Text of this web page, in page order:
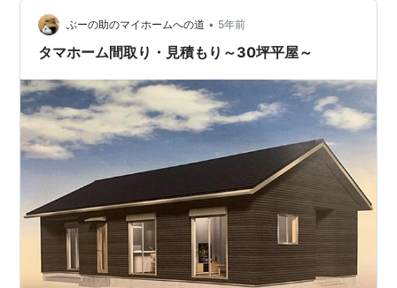
か最終確認をするものです。 実際に我が家での確認につ
いて、下記の「地縄確認記録書」を見ながら確認してい
きました。 主に確認をしていっ…
ぶーの助のマイホームへの道 • 5年前
タマホーム間取り・見積もり～30坪平屋～